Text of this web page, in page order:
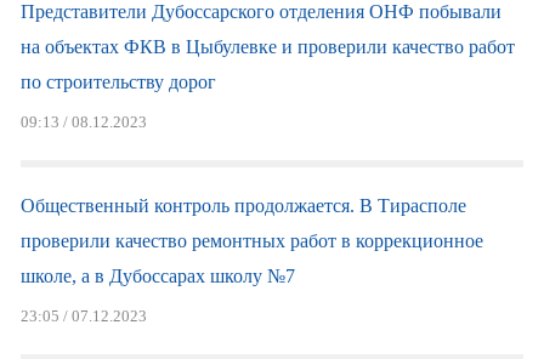
Представители Дубоссарского отделения ОНФ побывали
на объектах ФКВ в Цыбулевке и проверили качество работ
по строительству дорог
09:13 / 08.12.2023
Общественный контроль продолжается. В Тирасполе
проверили качество ремонтных работ в коррекционное
школе, а в Дубоссарах школу №7
23:05 / 07.12.2023